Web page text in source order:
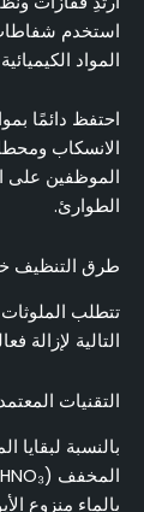
استخدم شفاطات
المواد
احتفظ دائمًا
الانسكاب
الموظفين على
الطوارئ.
طرق التنظيف
تتطلب
التالية لإزالة
التقنيات
بالنسبة لبقايا
بالماء منزوع